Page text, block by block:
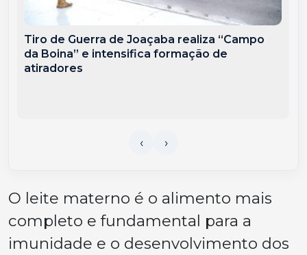
Tiro de Guerra de Joaçaba realiza “Campo
da Boina” e intensifica formação de
atiradores
O leite materno é o alimento mais
completo e fundamental para a
imunidade e o desenvolvimento dos